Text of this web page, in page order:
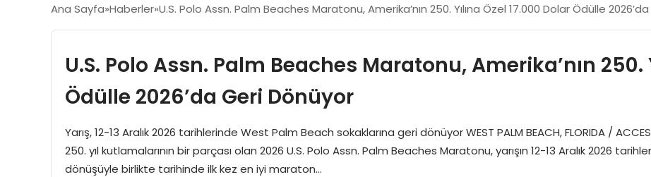
Ana Sayfa Haberler U.S. Polo Assn. Palm Beaches Maratonu, Amerika’nın 250. Yılına Özel 17.000 Dolar Ödülle
U.S. Polo Assn. Palm Beaches Maratonu, Amerika’nın 250.
Ödülle 2026’da Geri Dönüyor
Yarış, 12-13 Aralık 2026 tarihlerinde West Palm Beach sokaklarına geri dönüyor WEST PALM BEACH, FLORIDA /
250. yıl kutlamalarının bir parçası olan 2026 U.S. Polo Assn. Palm Beaches Maratonu, yarışın 12-13 Aralık 2026
dönüşüyle birlikte tarihinde ilk kez en iyi maraton…